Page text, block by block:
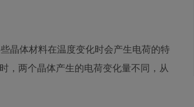
晶体材料在温度变化时会产生电荷的特
，两个晶体产生的电荷变化量不同，从